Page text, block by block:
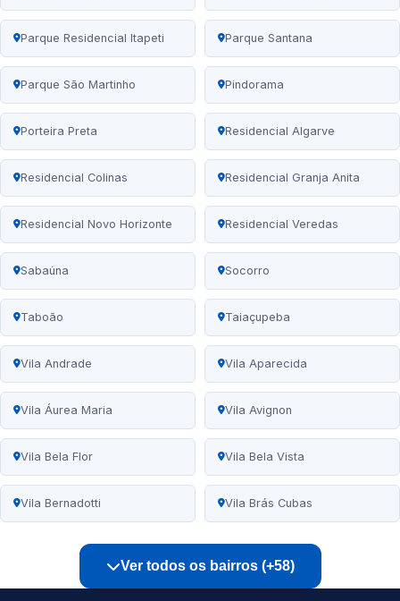
Parque Residencial Itapeti Parque Santana
Parque São Martinho Pindorama
Porteira Preta Residencial Algarve
Residencial Colinas Residencial Granja Anita
Residencial Novo Horizonte Residencial Veredas
Sabaúna Socorro
Taboão Taiaçupeba
Vila Andrade Vila Aparecida
Vila Áurea Maria Vila Avignon
Vila Bela Flor Vila Bela Vista
Vila Bernadotti Vila Brás Cubas
Ver todos os bairros (+58)